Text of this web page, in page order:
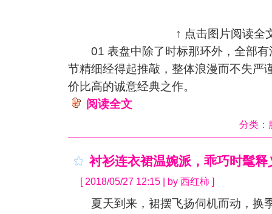
↑ 点击图片阅读全
01 表盘中除了时标那环外，全部有
节精细经得起推敲，整体浪漫而不失严
价比高的诚意经典之作。
阅读全文
分类：
衬衫连衣裙温婉派，乖巧时髦释
[ 2018/05/27 12:15 | by 西红柿 ]
夏天到来，裙摆飞扬伺机而动，换